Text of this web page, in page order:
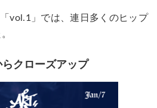
vol.1」では、連日多くのヒップ
クローズアップ